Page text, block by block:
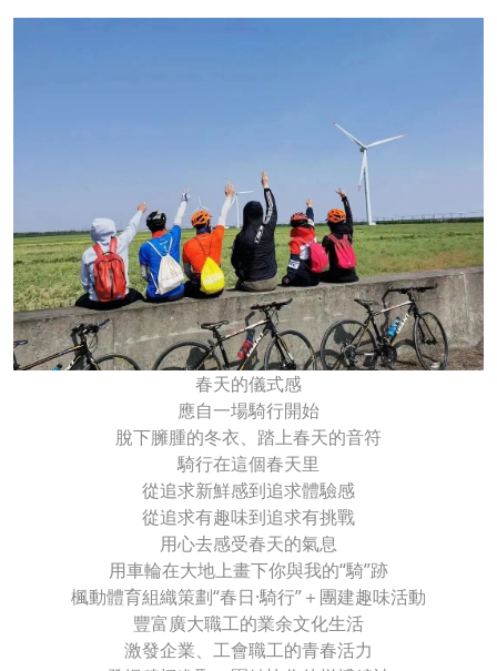
春天的儀式感
應自一場騎行開始
脫下臃腫的冬衣、踏上春天的音符
騎行在這個春天里
從追求新鮮感到追求體驗感
從追求有趣味到追求有挑戰
用心去感受春天的氣息
用車輪在大地上畫下你與我的“騎”跡
楓動體育組織策劃“春日·騎行”＋團建趣味活動
豐富廣大職工的業余文化生活
激發企業、工會職工的青春活力